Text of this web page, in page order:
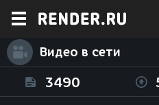
Видео в сети
3490